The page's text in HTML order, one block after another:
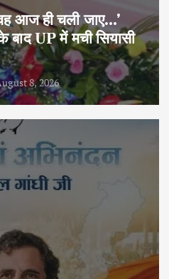
आज ही चली जाए…’
बाद UP में मची सियासी
8, 2026